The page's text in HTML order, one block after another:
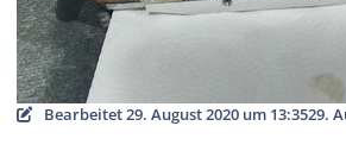
Bearbeitet29. August 2020 um 13:3529.